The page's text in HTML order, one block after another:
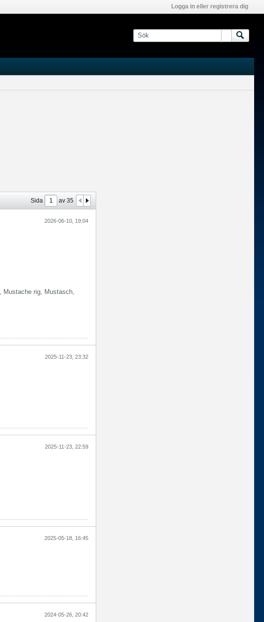
Logga in eller registrera dig
Sida av 35
2026-06-10, 19:04
Mustache rig, Mustasch,
2025-11-23, 23:32
2025-11-23, 22:59
2025-05-18, 16:45
2024-05-26, 20:42